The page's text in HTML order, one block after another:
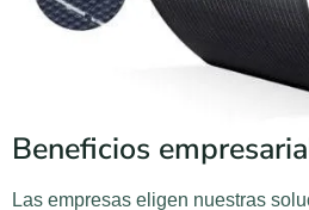
Beneficios
Las empresas eligen nuestras